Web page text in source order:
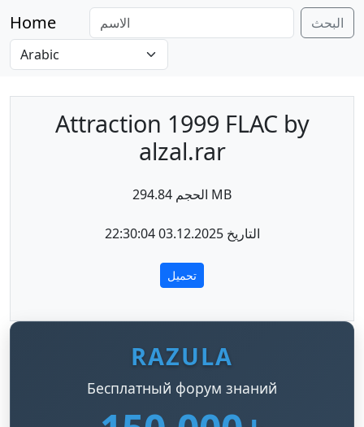
Home البحث
Attraction 1999 FLAC by
alzal.rar
الحجم 294.84 MB
التاريخ 03.12.2025 22:30:04
تحميل
RAZULA
Бесплатный форум знаний